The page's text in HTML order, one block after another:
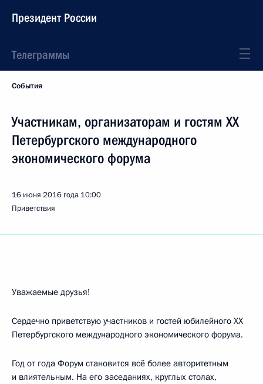
Президент России
Телеграммы
События
Участникам, организаторам и гостям XX
Петербургского международного
экономического форума
16 июня 2016 года 10:00
Приветствия
Уважаемые друзья!
Сердечно приветствую участников и гостей юбилейного ХХ
Петербургского международного экономического форума.
Год от года Форум становится всё более авторитетным
и влиятельным. На его заседаниях, круглых столах,